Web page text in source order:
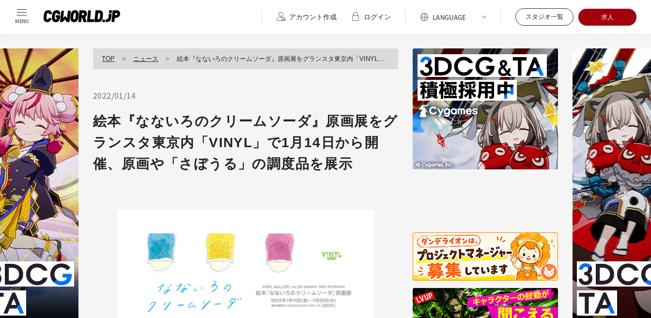
MENU
アカウント作成 ログイン スタジオ一覧 求人
TOP ニュース 絵本『なないろのクリームソーダ』原画展をグランスタ東京内「VINYL」で1月14日から開催、原画や「さぼうる」の調度品を展示
2022/01/14
絵本『なないろのクリームソーダ』原画展をグ
ランスタ東京内「VINYL」で1月14日から開
催、原画や「さぼうる」の調度品を展示